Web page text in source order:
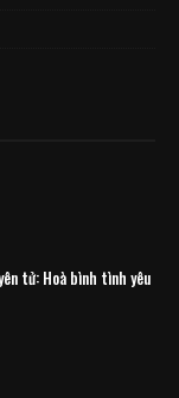
tử: Hoà bình tình yêu